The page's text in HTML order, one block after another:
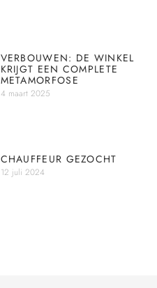
VERBOUWEN: DE WINKEL
KRIJGT EEN COMPLETE
METAMORFOSE
4 maart 2025
CHAUFFEUR GEZOCHT
12 juli 2024